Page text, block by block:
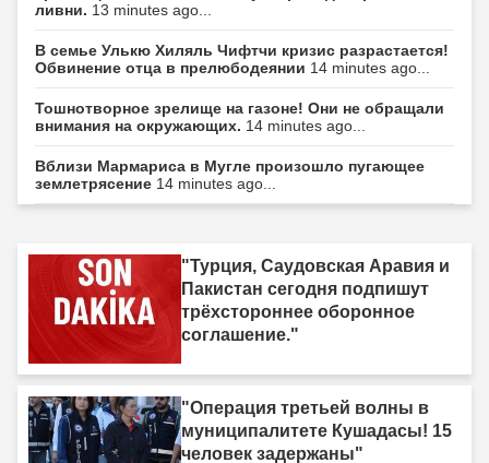
ливни. 13 minutes ago...
В семье Улькю Хиляль Чифтчи кризис разрастается!
Обвинение отца в прелюбодеянии 14 minutes ago...
Тошнотворное зрелище на газоне! Они не обращали
внимания на окружающих. 14 minutes ago...
Вблизи Мармариса в Мугле произошло пугающее
землетрясение 14 minutes ago...
"Турция, Саудовская Аравия и
Пакистан сегодня подпишут
трёхстороннее оборонное
соглашение."
"Операция третьей волны в
муниципалитете Кушадасы! 15
человек задержаны"